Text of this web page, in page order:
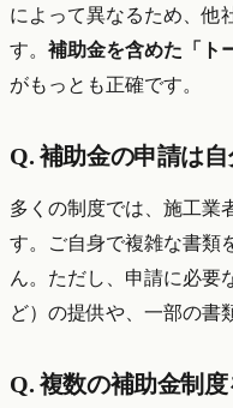
によって異なるため、他
す。 補助金を含めた「ト
がもっとも正確です。
Q. 補助金の申請は
多くの制度では、施工業
す。ご自身で複雑な書類
ん。ただし、申請に必要
ど）の提供や、一部の書
Q. 複数の補助金制